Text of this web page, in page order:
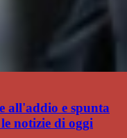
all'addio e spunta
notizie di oggi